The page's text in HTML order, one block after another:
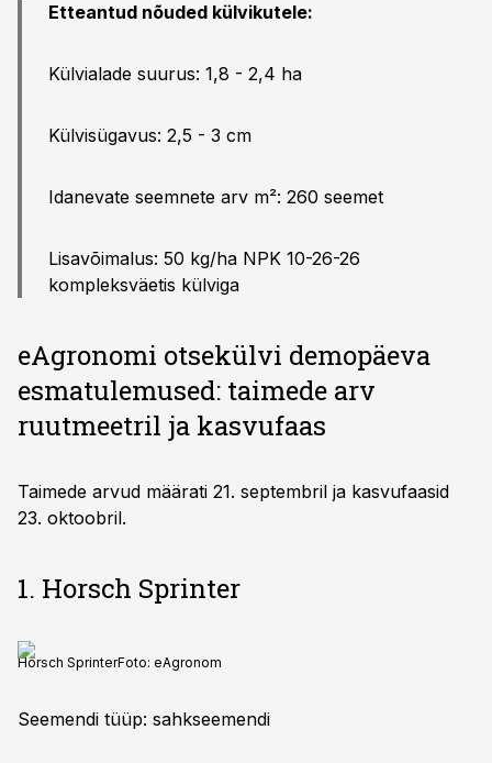
Etteantud nõuded külvikutele:
Külvialade suurus: 1,8 - 2,4 ha
Külvisügavus: 2,5 - 3 cm
Idanevate seemnete arv m²: 260 seemet
Lisavõimalus: 50 kg/ha NPK 10-26-26
kompleksväetis külviga
eAgronomi otsekülvi demopäeva
esmatulemused: taimede arv
ruutmeetril ja kasvufaas
Taimede arvud määrati 21. septembril ja kasvufaasid
23. oktoobril.
1. Horsch Sprinter
Horsch SprinterFoto: eAgronom
Seemendi tüüp: sahkseemendi